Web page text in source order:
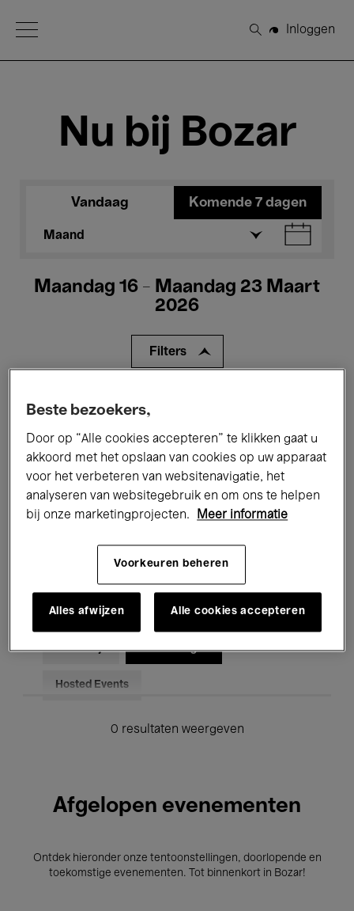
Open Menu
Zoeken
Inloggen
Nu bij Bozar
Vandaag Komende 7 dagen
Maand
Maandag 16 - Maandag 23 Maart
2026
Filters
Alle evenementen
Tentoonstellingen Films
Performances Lezingen & Debatten
Jazz Klassieke Muziek Global Music
Elektronische Muziek
Voor iedereen Kids’ Palace
Onderwijs Rondleidingen
Hosted Events
0 resultaten weergeven
Afgelopen evenementen
Ontdek hieronder onze tentoonstellingen, doorlopende en
toekomstige evenementen. Tot binnenkort in Bozar!
Beste bezoekers,
Door op “Alle cookies accepteren” te klikken gaat u
akkoord met het opslaan van cookies op uw apparaat
voor het verbeteren van websitenavigatie, het
analyseren van websitegebruik en om ons te helpen
bij onze marketingprojecten.
Meer informatie
Voorkeuren beheren
Alles afwijzen Alle cookies accepteren